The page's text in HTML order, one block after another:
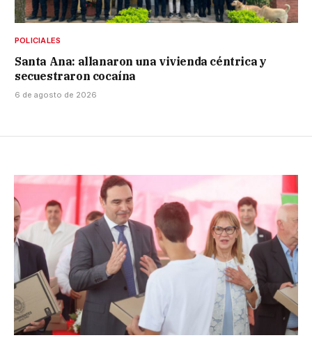
POLICIALES
Santa Ana: allanaron una vivienda céntrica y
secuestraron cocaína
6 de agosto de 2026